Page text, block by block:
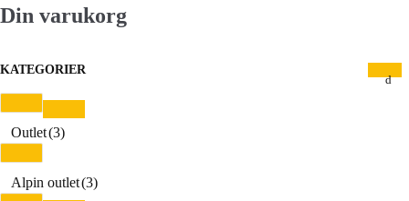
Din varukorg
KATEGORIER
Outlet(3)
Alpin outlet(3)